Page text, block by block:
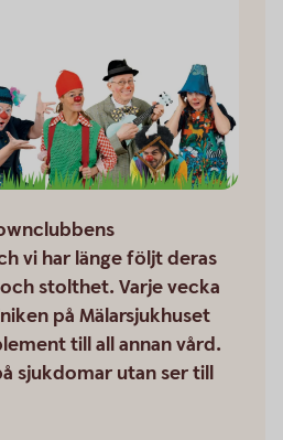
vi har länge följt deras
stolthet. Varje vecka
på Mälarsjukhuset
till all annan vård.
sjukdomar utan ser till